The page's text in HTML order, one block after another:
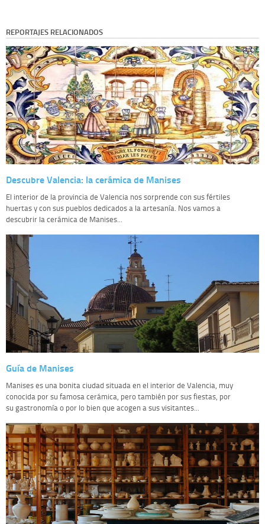
REPORTAJES RELACIONADOS
Descubre Valencia: la cerámica de Manises
El interior de la provincia de Valencia nos sorprende con sus fértiles
huertas y con sus pueblos dedicados a la artesanía. Nos vamos a
descubrir la cerámica de Manises...
Guía de Manises
Manises es una bonita ciudad situada en el interior de Valencia, muy
conocida por su famosa cerámica, pero también por sus fiestas, por
su gastronomía o por lo bien que acogen a sus visitantes...